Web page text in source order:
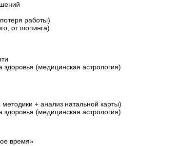
работы)
от шопинга)
(медицинская астрология)
+ анализ натальной карты)
(медицинская астрология)
время»